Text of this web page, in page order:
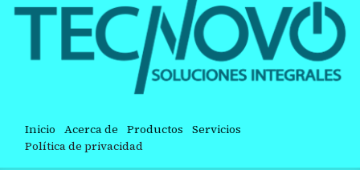
Inicio Acerca de Productos Servicios
Política de privacidad